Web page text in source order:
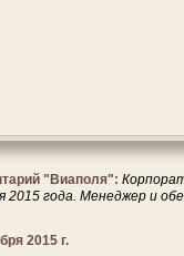
"Виаполя":
2015 года. Менеджер и
2015 г.